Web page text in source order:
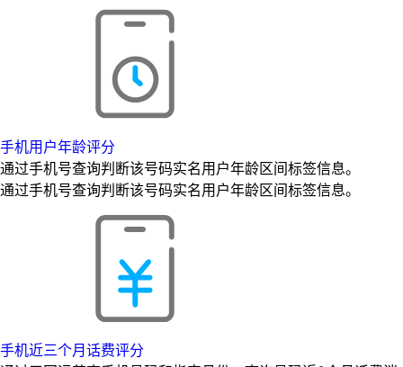
手机用户年龄评分
通过手机号查询判断该号码实名用户年龄区间标签信息。
通过手机号查询判断该号码实名用户年龄区间标签信息。
手机近三个月话费评分